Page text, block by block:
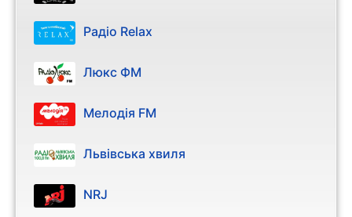
Радіо Relax
Люкс ФМ
Мелодія FM
Львівська хвиля
NRJ